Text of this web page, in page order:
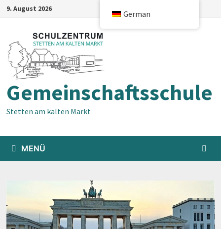
Zum9. August 2026
Gemeinschaftsschule
Stetten am kalten Markt
MENÜ
German